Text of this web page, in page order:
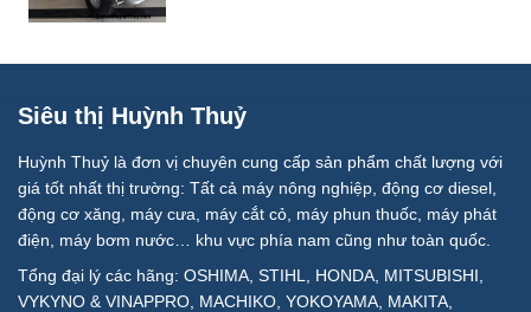
Siêu thị Huỳnh Thuỷ
Huỳnh Thuỷ là đơn vị chuyên cung cấp sản phẩm chất lượng với
giá tốt nhất thị trường: Tất cả máy nông nghiệp, động cơ diesel,
động cơ xăng, máy cưa, máy cắt cỏ, máy phun thuốc, máy phát
điện, máy bơm nước… khu vực phía nam cũng như toàn quốc.
Tổng đại lý các hãng: OSHIMA, STIHL, HONDA, MITSUBISHI,
VYKYNO & VINAPPRO, MACHIKO, YOKOYAMA, MAKITA,